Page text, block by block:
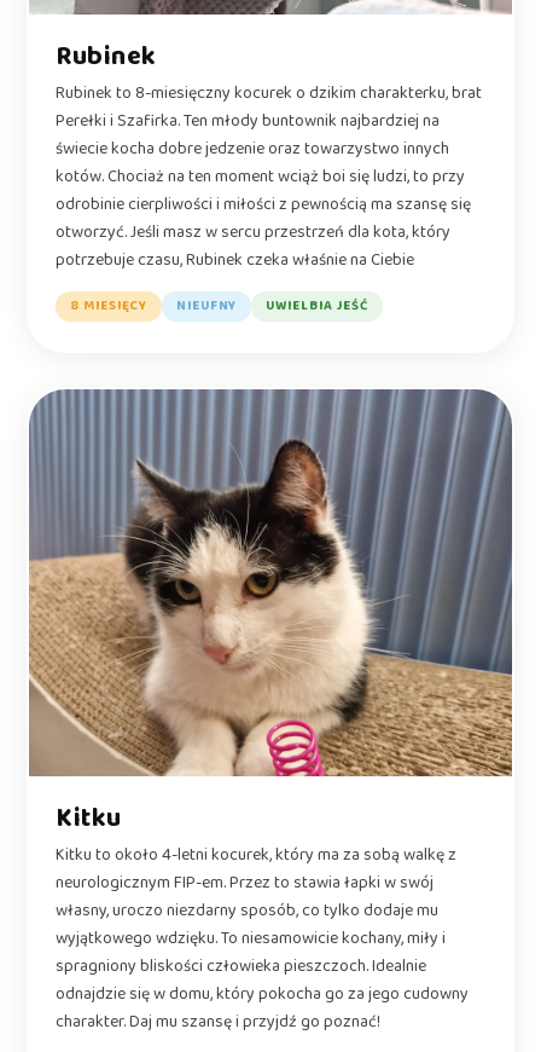
Rubinek
Rubinek to 8-miesięczny kocurek o dzikim charakterku, brat
Perełki i Szafirka. Ten młody buntownik najbardziej na
świecie kocha dobre jedzenie oraz towarzystwo innych
kotów. Chociaż na ten moment wciąż boi się ludzi, to przy
odrobinie cierpliwości i miłości z pewnością ma szansę się
otworzyć. Jeśli masz w sercu przestrzeń dla kota, który
potrzebuje czasu, Rubinek czeka właśnie na Ciebie
8 MIESIĘCY NIEUFNY UWIELBIA JEŚĆ
Kitku
Kitku to około 4-letni kocurek, który ma za sobą walkę z
neurologicznym FIP-em. Przez to stawia łapki w swój
własny, uroczo niezdarny sposób, co tylko dodaje mu
wyjątkowego wdzięku. To niesamowicie kochany, miły i
spragniony bliskości człowieka pieszczoch. Idealnie
odnajdzie się w domu, który pokocha go za jego cudowny
charakter. Daj mu szansę i przyjdź go poznać!